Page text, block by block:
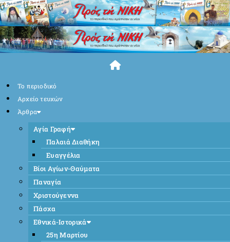
Skip
to
content
Το περιοδικό
Αρχείο τευχών
Άρθρα
Αγία Γραφή
Παλαιά Διαθήκη
Ευαγγέλια
Βίοι Αγίων-Θαύματα
Παναγία
Χριστούγεννα
Πάσχα
Εθνικά-Ιστορικά
25η Μαρτίου